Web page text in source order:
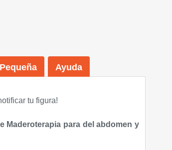
Ayuda
tu figura!
Maderoterapia para del abdomen y